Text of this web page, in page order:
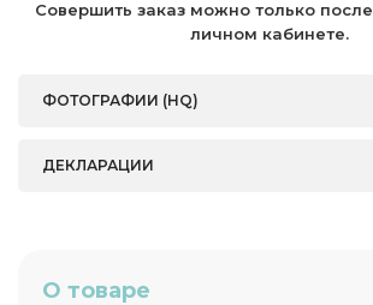
Совершить заказ можно только после
личном кабинете.
ФОТОГРАФИИ (HQ)
ДЕКЛАРАЦИИ
О товаре